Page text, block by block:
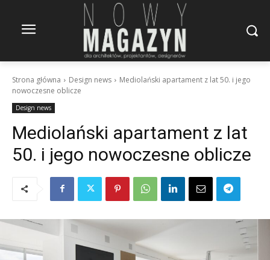
Strona główna Design news
Mediolański apartament z lat 50. i jego
nowoczesne oblicze
Design news
Mediolański apartament z lat
50. i jego nowoczesne oblicze